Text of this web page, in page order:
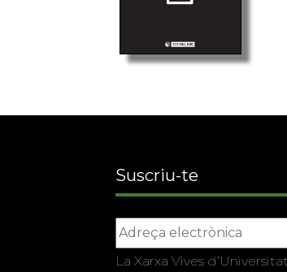
Suscriu-te
La Xarxa Vives